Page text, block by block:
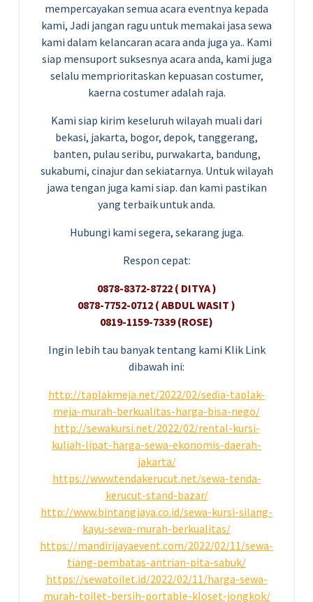
mempercayakan semua acara eventnya kepada
kami, Jadi jangan ragu untuk memakai jasa sewa
kami dalam kelancaran acara anda juga ya.. Kami
siap mensuport suksesnya acara anda, kami juga
selalu memprioritaskan kepuasan costumer,
kaerna costumer adalah raja.
Kami siap kirim keseluruh wilayah muali dari
bekasi, jakarta, bogor, depok, tanggerang,
banten, pulau seribu, purwakarta, bandung,
sukabumi, cinajur dan sekiatarnya. Untuk wilayah
jawa tengan juga kami siap. dan kami pastikan
yang terbaik untuk anda.
Hubungi kami segera, sekarang juga.
Respon cepat:
0878-8372-8722 ( DITYA )
0878-7752-0712 ( ABDUL WASIT )
0819-1159-7339 (ROSE)
Ingin lebih tau banyak tentang kami Klik Link
dibawah ini:
http://taplakmeja.net/2022/02/sedia-taplak-
meja-murah-berkualitas-harga-bisa-nego/
http://sewakursi.net/2022/02/rental-kursi-
kuliah-lipat-harga-sewa-ekonomis-daerah-
jakarta/
https://www.tendakerucut.net/sewa-tenda-
kerucut-stand-bazar/
http://www.bintangjaya.co.id/sewa-kursi-silang-
kayu-sewa-murah-berkualitas/
https://mandirijayaevent.com/2022/02/11/sewa-
tiang-pembatas-antrian-pita-sabuk/
https://sewatoilet.id/2022/02/11/harga-sewa-
murah-toilet-bersih-portable-kloset-jongkok/